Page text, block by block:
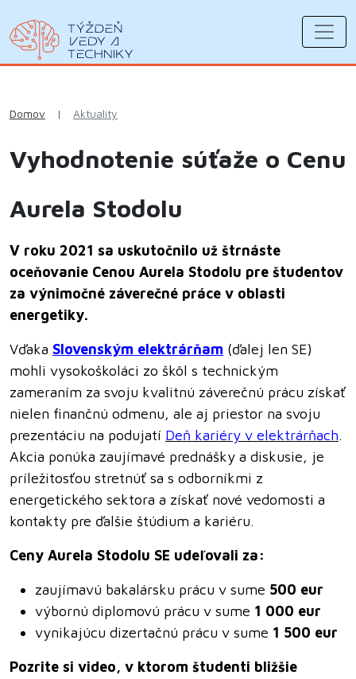
Domov | Aktuality
Vyhodnotenie súťaže o Cenu
Aurela Stodolu
V roku 2021 sa uskutočnilo už štrnáste
oceňovanie Cenou Aurela Stodolu pre študentov
za výnimočné záverečné práce v oblasti
energetiky.
Vďaka Slovenským elektrárňam (ďalej len SE)
mohli vysokoškoláci zo škôl s technickým
zameraním za svoju kvalitnú záverečnú prácu získať
nielen finančnú odmenu, ale aj priestor na svoju
prezentáciu na podujatí Deň kariéry v elektrárňach.
Akcia ponúka zaujímavé prednášky a diskusie, je
príležitosťou stretnúť sa s odborníkmi z
energetického sektora a získať nové vedomosti a
kontakty pre ďalšie štúdium a kariéru.
Ceny Aurela Stodolu SE udeľovali za:
zaujímavú bakalársku prácu v sume 500 eur
výbornú diplomovú prácu v sume 1 000 eur
vynikajúcu dizertačnú prácu v sume 1 500 eur
Pozrite si video, v ktorom študenti bližšie